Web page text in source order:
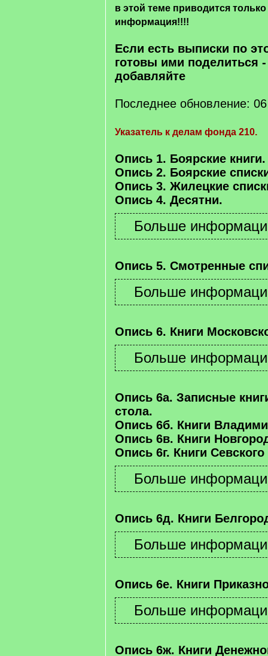
в этой теме приводится
информация!!!!
Если есть выписки по
готовы ими поделиться
добавляйте
Последнее обновление:
Указатель к делам фонда 210.
Опись 1. Боярские книги.
Опись 2. Боярские
Опись 3. Жилецкие
Опись 4. Десятни.
Опись 5. Смотренные
Опись 6. Книги
Опись 6а. Записные
стола.
Опись 6б. Книги
Опись 6в. Книги
Опись 6г. Книги Севского
Опись 6д. Книги
Опись 6е. Книги
Опись 6ж. Книги